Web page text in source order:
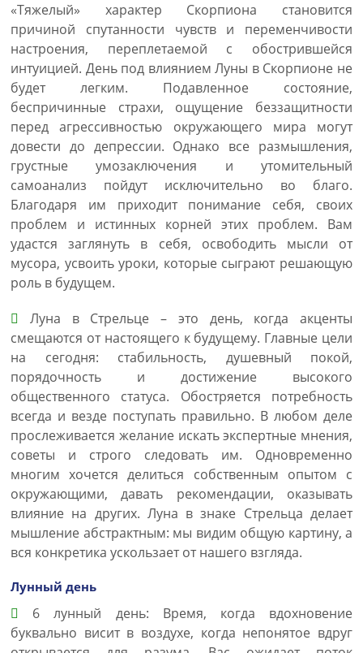
«Тяжелый» характер Скорпиона становится
причиной спутанности чувств и переменчивости
настроения, переплетаемой с обострившейся
интуицией. День под влиянием Луны в Скорпионе не
будет легким. Подавленное состояние,
беспричинные страхи, ощущение беззащитности
перед агрессивностью окружающего мира могут
довести до депрессии. Однако все размышления,
грустные умозаключения и утомительный
самоанализ пойдут исключительно во благо.
Благодаря им приходит понимание себя, своих
проблем и истинных корней этих проблем. Вам
удастся заглянуть в себя, освободить мысли от
мусора, усвоить уроки, которые сыграют решающую
роль в будущем.
Луна в Стрельце – это день, когда акценты
смещаются от настоящего к будущему. Главные цели
на сегодня: стабильность, душевный покой,
порядочность и достижение высокого
общественного статуса. Обостряется потребность
всегда и везде поступать правильно. В любом деле
прослеживается желание искать экспертные мнения,
советы и строго следовать им. Одновременно
многим хочется делиться собственным опытом с
окружающими, давать рекомендации, оказывать
влияние на других. Луна в знаке Стрельца делает
мышление абстрактным: мы видим общую картину, а
вся конкретика ускользает от нашего взгляда.
Лунный день
6 лунный день: Время, когда вдохновение
буквально висит в воздухе, когда непонятое вдруг